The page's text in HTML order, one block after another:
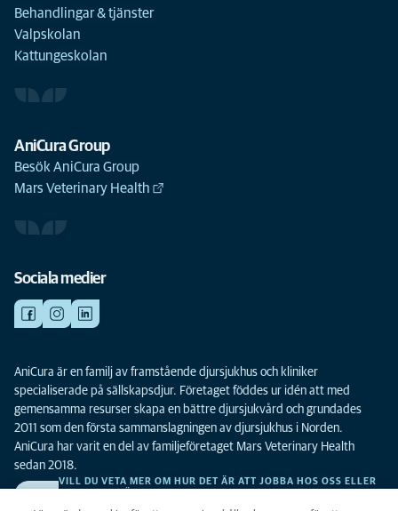
Behandlingar & tjänster
Valpskolan
Kattungeskolan
AniCura Group
Besök AniCura Group
Mars Veterinary Health
Sociala medier
AniCura är en familj av framstående djursjukhus och kliniker
specialiserade på sällskapsdjur. Företaget föddes ur idén att med
gemensamma resurser skapa en bättre djursjukvård och grundades
2011 som den första sammanslagningen av djursjukhus i Norden.
AniCura har varit en del av familjeföretaget Mars Veterinary Health
sedan 2018.
VILL DU VETA MER OM HUR DET ÄR ATT JOBBA HOS OSS ELLER